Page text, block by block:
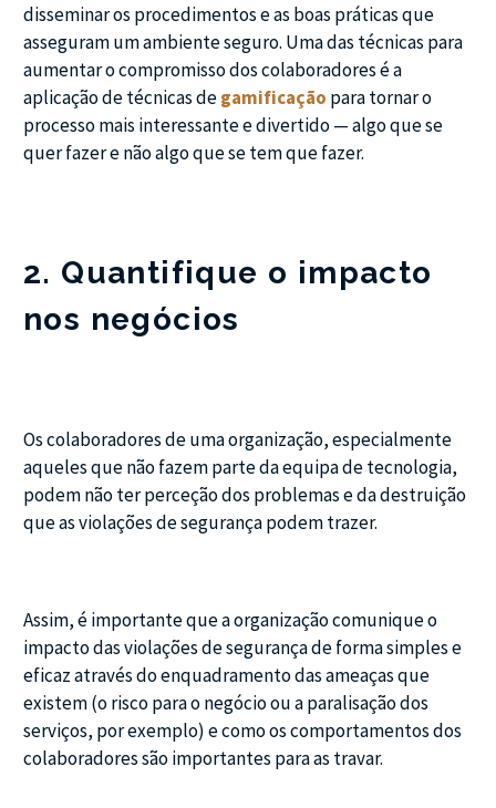
disseminar os procedimentos e as boas práticas que
asseguram um ambiente seguro. Uma das técnicas para
aumentar o compromisso dos colaboradores é a
aplicação de técnicas degamificação para tornar o
processo mais interessante e divertido — algo que se
quer fazer e não algo que se tem que fazer.
2. Quantifique o impacto
nos negócios
Os colaboradores de uma organização, especialmente
aqueles que não fazem parte da equipa de tecnologia,
podem não ter perceção dos problemas e da destruição
que as violações de segurança podem trazer.
Assim, é importante que a organização comunique o
impacto das violações de segurança de forma simples e
eficaz através do enquadramento das ameaças que
existem (o risco para o negócio ou a paralisação dos
serviços, por exemplo) e como os comportamentos dos
colaboradores são importantes para as travar.